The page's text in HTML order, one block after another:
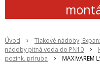
Úvod Tlakové nádoby,
nádoby pitná voda do PN10
pozink. príruba
MAXIVAREM